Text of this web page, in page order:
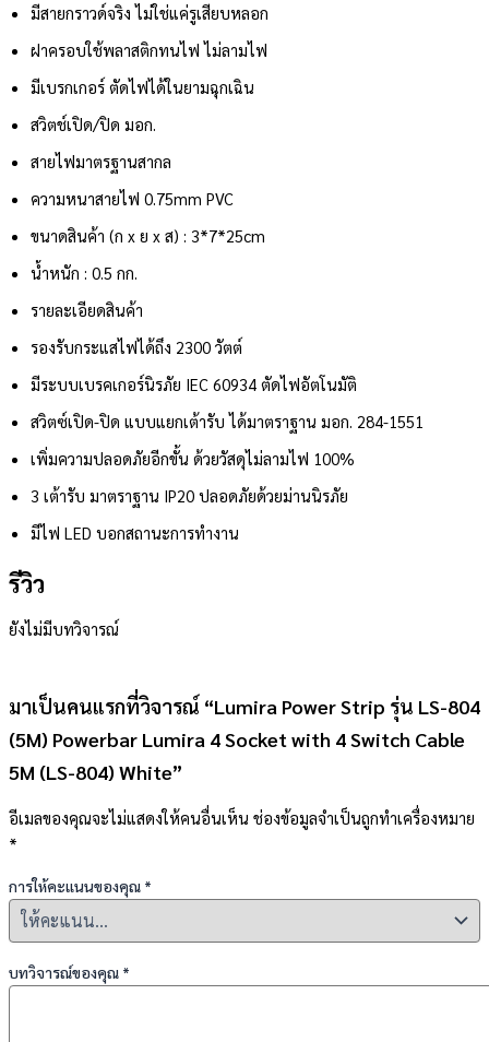
มีสายกราวด์จริง ไม่ใช่แค่รูเสียบหลอก
ฝาครอบใช้พลาสติกทนไฟ ไม่ลามไฟ
มีเบรกเกอร์ ตัดไฟได้ในยามฉุกเฉิน
สวิตช์เปิด/ปิด มอก.
สายไฟมาตรฐานสากล
ความหนาสายไฟ 0.75mm PVC
ขนาดสินค้า (ก x ย x ส) : 3*7*25cm
น้ำหนัก : 0.5 กก.
รายละเอียดสินค้า
รองรับกระแสไฟได้ถึง 2300 วัตต์
มีระบบเบรคเกอร์นิรภัย IEC 60934 ตัดไฟอัตโนมัติ
สวิตซ์เปิด-ปิด แบบแยกเต้ารับ ได้มาตราฐาน มอก. 284-1551
เพิ่มความปลอดภัยอีกขั้น ด้วยวัสดุไม่ลามไฟ 100%
3 เต้ารับ มาตราฐาน IP20 ปลอดภัยด้วยม่านนิรภัย
มีไฟ LED บอกสถานะการทำงาน
รีวิว
ยังไม่มีบทวิจารณ์
มาเป็นคนแรกที่วิจารณ์ “Lumira Power Strip รุ่น LS-804
(5M) Powerbar Lumira 4 Socket with 4 Switch Cable
5M (LS-804) White”
อีเมลของคุณจะไม่แสดงให้คนอื่นเห็น ช่องข้อมูลจำเป็นถูกทำเครื่องหมาย
*
การให้คะแนนของคุณ *
บทวิจารณ์ของคุณ *